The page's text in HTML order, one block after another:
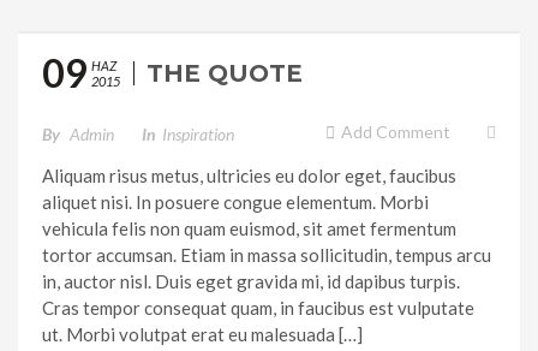
09 HAZ
2015
THE QUOTE
By Admin In Inspiration Add Comment
Aliquam risus metus, ultricies eu dolor eget, faucibus
aliquet nisi. In posuere congue elementum. Morbi
vehicula felis non quam euismod, sit amet fermentum
tortor accumsan. Etiam in massa sollicitudin, tempus arcu
in, auctor nisl. Duis eget gravida mi, id dapibus turpis.
Cras tempor consequat quam, in faucibus est vulputate
ut. Morbi volutpat erat eu malesuada […]